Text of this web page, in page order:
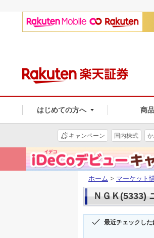
はじめての方へ 商品
キャンペーン 国内株式
ホーム > マーケット
ＮＧＫ(5333)
最近チェックした